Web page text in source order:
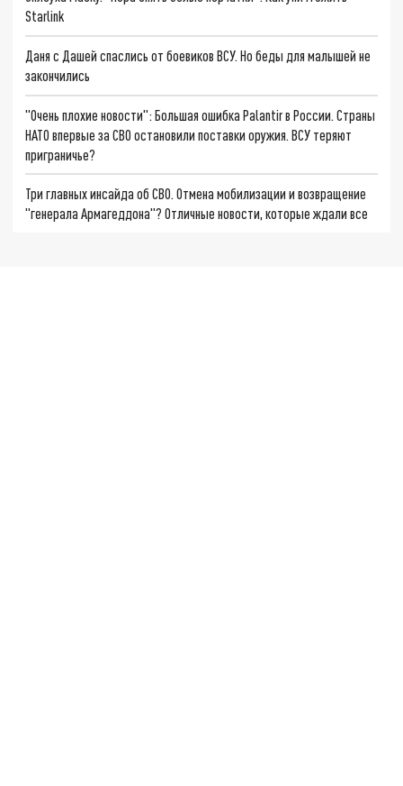
Starlink
Даня с Дашей спаслись от боевиков ВСУ. Но беды для малышей не
закончились
"Очень плохие новости": Большая ошибка Palantir в России. Страны
НАТО впервые за СВО остановили поставки оружия. ВСУ теряют
приграничье?
Три главных инсайда об СВО. Отмена мобилизации и возвращение
"генерала Армагеддона"? Отличные новости, которые ждали все